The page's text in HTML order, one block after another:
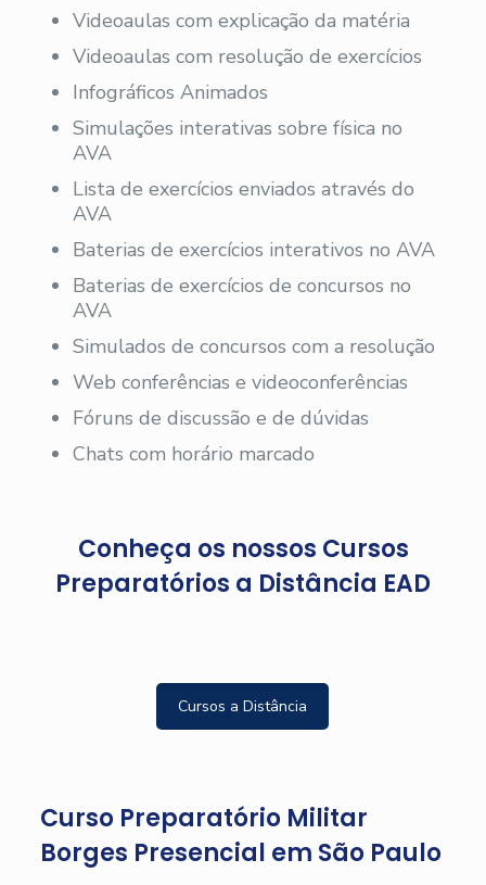
Videoaulas com explicação da matéria
Videoaulas com resolução de exercícios
Infográficos Animados
Simulações interativas sobre física no
AVA
Lista de exercícios enviados através do
AVA
Baterias de exercícios interativos no AVA
Baterias de exercícios de concursos no
AVA
Simulados de concursos com a resolução
Web conferências e videoconferências
Fóruns de discussão e de dúvidas
Chats com horário marcado
Conheça os nossos Cursos
Preparatórios a Distância EAD
Cursos a Distância
Curso Preparatório Militar
Borges Presencial em São Paulo